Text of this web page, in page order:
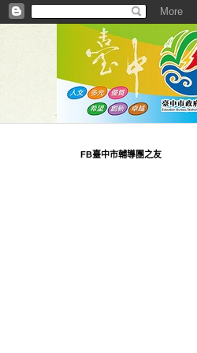
FB臺中市輔導團之友